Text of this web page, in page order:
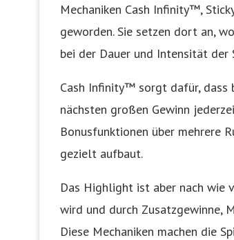
Mechaniken Cash Infinity™,
geworden. Sie setzen dort an,
bei der Dauer und Intensität der
Cash Infinity™ sorgt dafür, dass
nächsten großen Gewinn
Bonusfunktionen über mehrere
gezielt aufbaut.
Das Highlight ist aber nach wie
wird und durch Zusatzgewinne,
Diese Mechaniken machen die